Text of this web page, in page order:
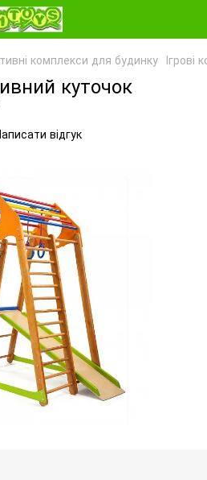
комплекси для будинку Ігрові
куточок
відгук